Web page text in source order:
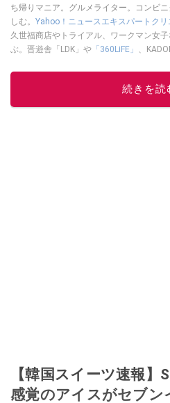
ち帰りマニア。グルメライター。コンビ
しむ。 Yahoo！ニュースエキスパートクリ
久世福商店やトライアル、ワークマン女
ぶ。晋遊舎「LDK」や 「360LiFE」 、
ルメライター、食の専門家として出演実績
続きを読
【韓国スイーツ速報】
感覚のアイスがセブン